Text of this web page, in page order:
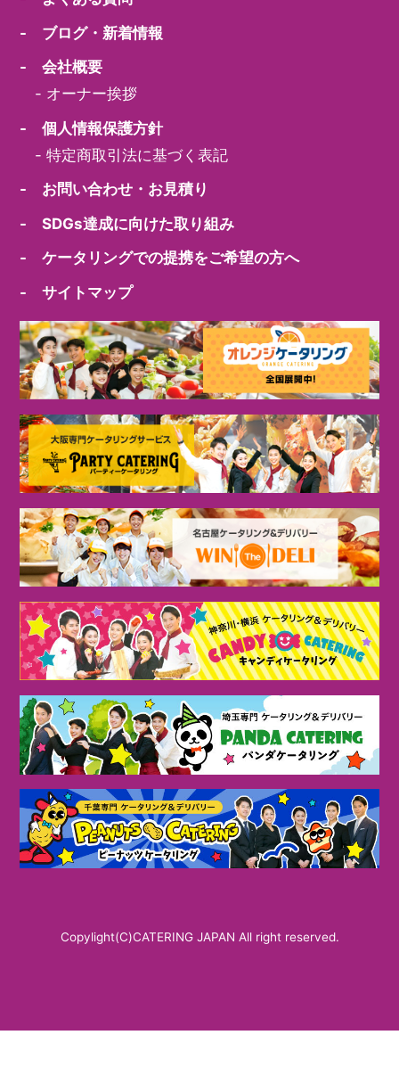
- ブログ・新着情報
- 会社概要
- オーナー挨拶
- 個人情報保護方針
-特定商取引法に基づく表記
- お問い合わせ・お見積り
- SDGs達成に向けた取り組み
- ケータリングでの提携をご希望の方へ
- サイトマップ
Copylight(C)CATERING JAPAN All right reserved.